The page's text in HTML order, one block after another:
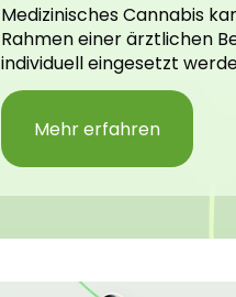
Medizinisches Cannabis
Rahmen einer ärztlichen
individuell eingesetzt
Mehr erfahren